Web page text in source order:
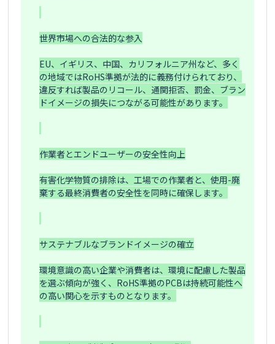
世界市場への合法的な参入
EU、イギリス、中国、カリフォルニア州など、多く
の地域ではRoHS準拠が法的に義務付けられており、
違反すれば製品のリコール、通関拒否、罰金、ブラン
ドイメージの損失につながる可能性があります。
作業者とエンドユーザーの安全性向上
有害化学物質の排除は、工場での作業者と、使用-廃
棄する最終消費者の安全性を同時に確保します。
サステナブルなブランドイメージの確立
環境意識の高い企業や消費者は、環境に配慮した製品
を選ぶ傾向が強く、RoHS準拠のPCBは持続可能性へ
の高い関心を示すものとなります。